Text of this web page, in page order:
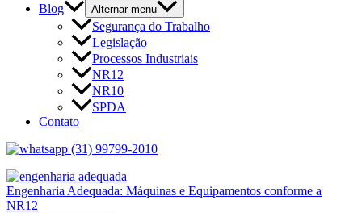
Blog
Alternar menu
Segurança do Trabalho
Legislação
Processos Industriais
NR12
NR10
SPDA
Contato
(31) 99799-2010
Engenharia Adequada: Máquinas e Equipamentos conforme a
NR12